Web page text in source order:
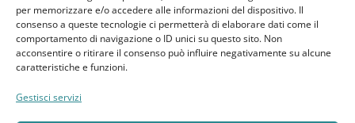
per memorizzare e/o accedere alle informazioni del dispositivo. Il
consenso a queste tecnologie ci permetterà di elaborare dati come il
comportamento di navigazione o ID unici su questo sito. Non
acconsentire o ritirare il consenso può influire negativamente su alcune
caratteristiche e funzioni.
Gestisci servizi
Disconoscimento
Pagine Dedicate
Raffrescatori Evaporativi Industriali